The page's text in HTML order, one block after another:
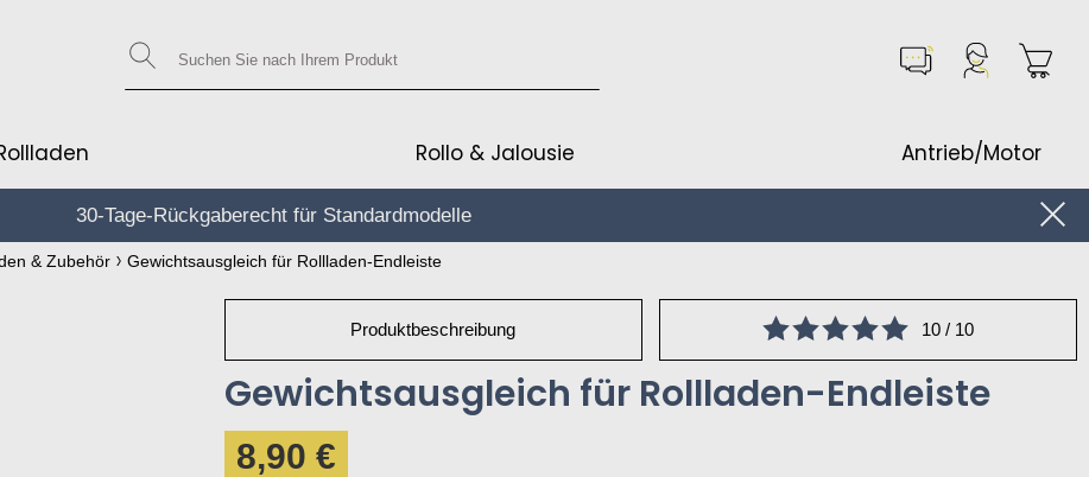
Rollo & Jalousie Antrieb/Motor
30-Tage-Rückgaberecht für Standardmodelle
& Zubehör Gewichtsausgleich für Rollladen-Endleiste
Produktbeschreibung 10 / 10
Gewichtsausgleich für Rollladen-Endleiste
8,90 €